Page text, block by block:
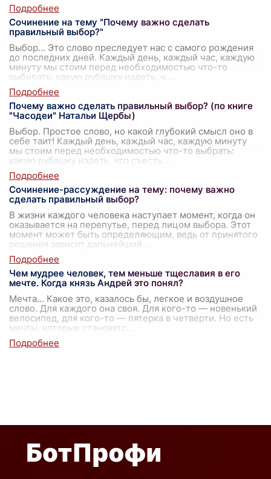
Сочинение на тему "Почему важно сделать
правильный выбор?"
Выбор... Это слово преследует нас с самого рождения
до последних дней. Каждый день, каждый час, каждую
минуту мы стоим перед необходимостью что-то
выбирать: какую рубашку надеть, ч
Почему важно сделать правильный выбор? (по книге
"Часодеи" Натальи Щербы)
Выбор. Простое слово, но какой глубокий смысл оно в
себе таит! Каждый день, каждый час, каждую минуту
мы стоим перед необходимостью что-то выбрать:
какую рубашку надеть, что съесть
Сочинение-рассуждение на тему: почему важно
сделать правильный выбор?
В жизни каждого человека наступает момент, когда он
оказывается на перепутье, перед лицом выбора. Этот
момент может быть определяющим, ведь от принятого
решения зависит дальнейший
Чем мудрее человек, тем меньше тщеславия в его
мечте. Когда князь Андрей это понял?
Мечта… Какое это, казалось бы, легкое и воздушное
слово. Для каждого она своя. Для кого-то — новенький
велосипед, для кого-то — пятерка в четверти. Но есть
мечты, которые становятс